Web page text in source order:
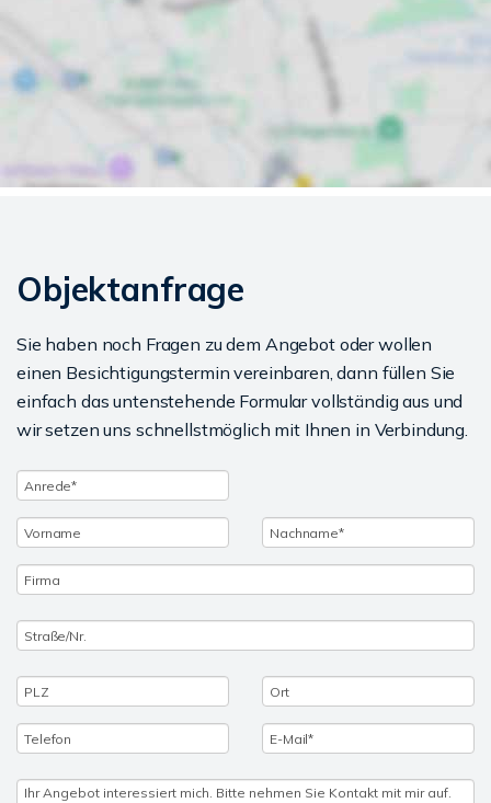
Objektanfrage
Sie haben noch Fragen zu dem Angebot oder wollen
einen Besichtigungstermin vereinbaren, dann füllen Sie
einfach das untenstehende Formular vollständig aus und
wir setzen uns schnellstmöglich mit Ihnen in Verbindung.